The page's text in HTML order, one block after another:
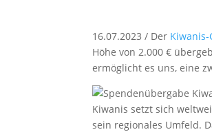
16.07.2023 / Der
Höhe von 2.000 €
ermöglicht es uns, eine
Kiwanis setzt sich
sein regionales Umfeld.